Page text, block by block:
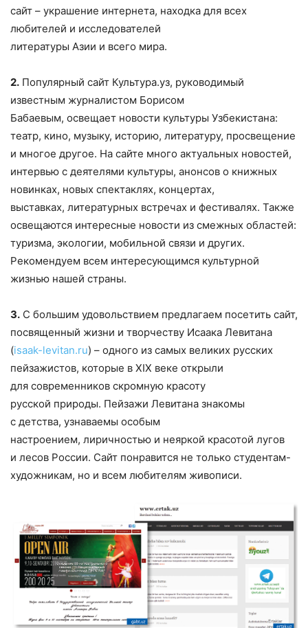
сайт – украшение интернета, находка для всех
любителей и исследователей
литературы Азии и всего мира.
2. Популярный сайт Культура.уз, руководимый
известным журналистом Борисом
Бабаевым, освещает новости культуры Узбекистана:
театр, кино, музыку, историю, литературу, просвещение
и многое другое. На сайте много актуальных новостей,
интервью с деятелями культуры, анонсов о книжных
новинках, новых спектаклях, концертах,
выставках, литературных встречах и фестивалях. Также
освещаются интересные новости из смежных областей:
туризма, экологии, мобильной связи и других.
Рекомендуем всем интересующимся культурной
жизнью нашей страны.
3. С большим удовольствием предлагаем посетить сайт,
посвященный жизни и творчеству Исаака Левитана
(isaak-levitan.ru) – одного из самых великих русских
пейзажистов, которые в XIX веке открыли
для современников скромную красоту
русской природы. Пейзажи Левитана знакомы
с детства, узнаваемы особым
настроением, лиричностью и неяркой красотой лугов
и лесов России. Сайт понравится не только студентам-
художникам, но и всем любителям живописи.